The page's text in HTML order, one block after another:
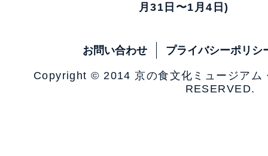
月31日〜1月4日)
お問い合わせ プライバシーポリシ
Copyright © 2014 京の食文化ミュージア
RESERVED.